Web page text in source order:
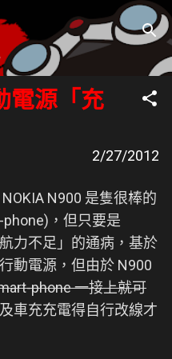
容
電源「充
2/27/2012
N900 是隻很棒的
，但只要是
力不足」的通病，基於
動電源，但由於 N900
phone 一接上就可
車充充電得自行改線才